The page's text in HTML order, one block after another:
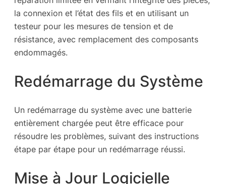
la connexion et l’état des fils et en utilisant un
testeur pour les mesures de tension et de
résistance, avec remplacement des composants
endommagés.
Redémarrage du Système
Un redémarrage du système avec une batterie
entièrement chargée peut être efficace pour
résoudre les problèmes, suivant des instructions
étape par étape pour un redémarrage réussi.
Mise à Jour Logicielle